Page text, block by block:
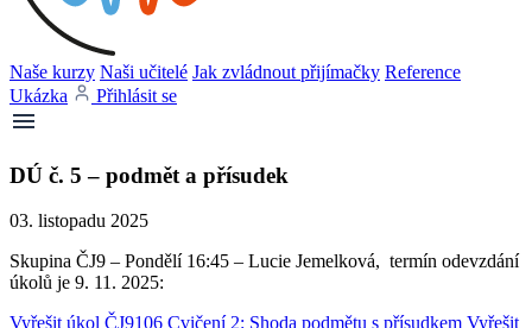
Naše kurzy Naši učitelé Jak zvládnout přijímačky Reference
Ukázka
Přihlásit se
DÚ č. 5 – podmět a přísudek
03. listopadu 2025
Skupina ČJ9 – Pondělí 16:45 – Lucie Jemelková, termín odevzdání
úkolů je 9. 11. 2025:
Vyřešit úkol ČJ9106 Cvičení 2: Shoda podmětu s přísudkem Vyřešit